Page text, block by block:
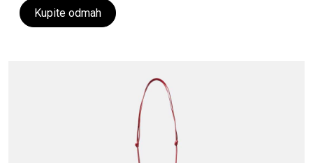
Kupite odmah